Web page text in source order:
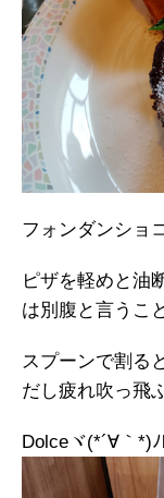
フォンダンショ
ピザを軽めと油
は別腹と言うこ
スプーンで割る
だし疲れ吹っ飛
Dolceヾ(*´∀｀*)